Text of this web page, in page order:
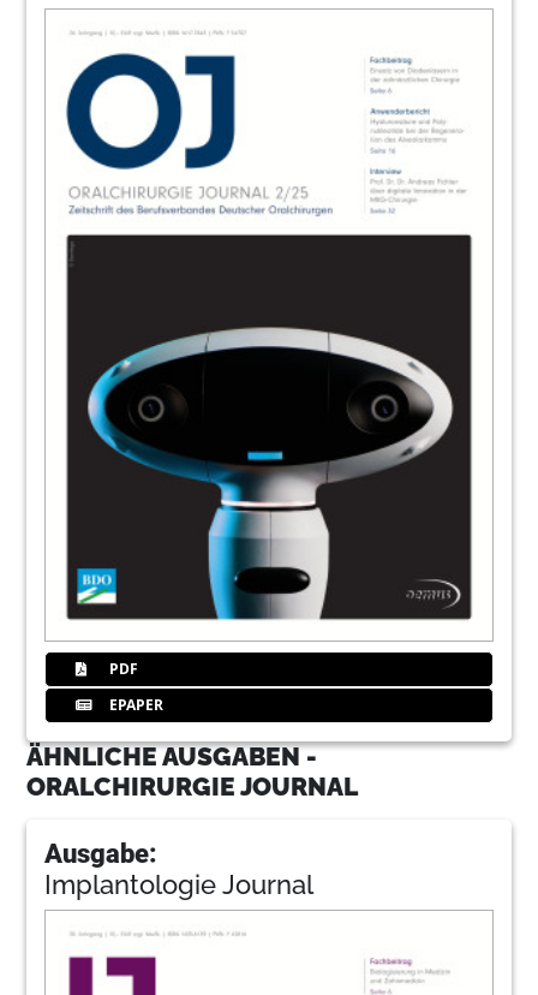
PDF
EPAPER
ÄHNLICHE AUSGABEN -
ORALCHIRURGIE JOURNAL
Ausgabe:
Implantologie Journal